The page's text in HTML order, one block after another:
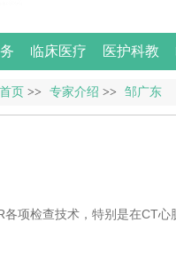
临床医疗 医护科教
首页 >> 专家介绍 >> 邹广东
项检查技术，特别是在CT心